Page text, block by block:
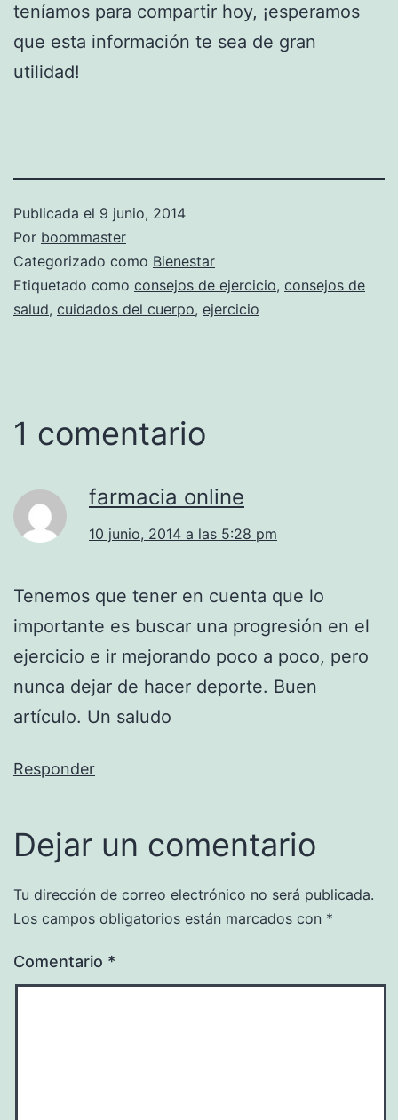
teníamos para compartir hoy, ¡esperamos
que esta información te sea de gran
utilidad!
Publicada el 9 junio, 2014
Por boommaster
Categorizado como Bienestar
Etiquetado como consejos de ejercicio, consejos de
salud, cuidados del cuerpo, ejercicio
1 comentario
farmacia online
10 junio, 2014 a las 5:28 pm
Tenemos que tener en cuenta que lo
importante es buscar una progresión en el
ejercicio e ir mejorando poco a poco, pero
nunca dejar de hacer deporte. Buen
artículo. Un saludo
Responder
Dejar un comentario
Tu dirección de correo electrónico no será publicada.
Los campos obligatorios están marcados con *
Comentario *